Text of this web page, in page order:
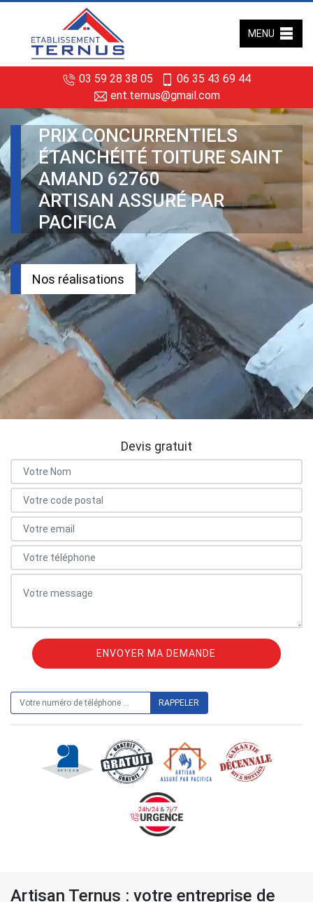
03 59 28 38 05
06 35 43 69 44
ent.ternus@gmail.com
MENU
PRIX CONCURRENTIELS
ÉTANCHÉITÉ TOITURE SAINT
AMAND 62760
ARTISAN ASSURÉ PAR
PACIFICA
Nos réalisations
Devis gratuit
Artisan Ternus : votre entreprise de